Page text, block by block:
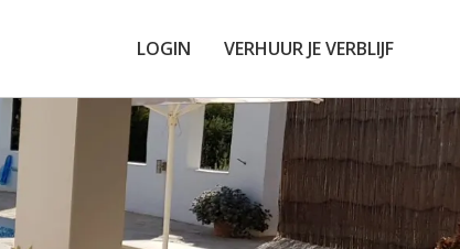
LOGIN VERHUUR JE VERBLIJF